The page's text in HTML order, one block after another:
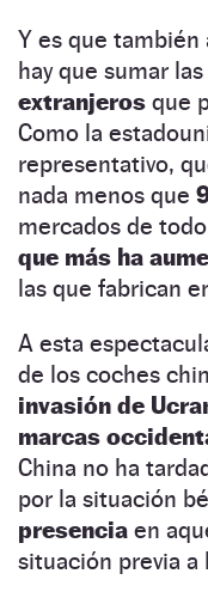
Y es que también
hay que sumar
extranjeros que
Como la
representativo,
nada menos que
mercados de
que más ha
las que fabrican
A esta
de los coches
invasión de
marcas
China no ha
por la situación
presencia en
situación previa a